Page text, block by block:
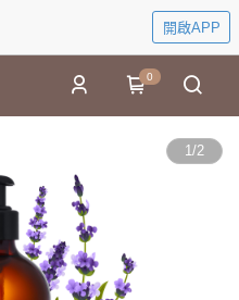
開啟APP
0
1/2